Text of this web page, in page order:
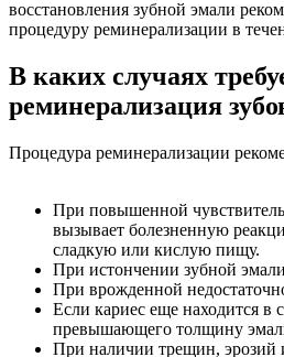
восстановления зубной эмали
процедуру реминерализации в
В каких случаях
реминерализация
Процедура реминерализации
При повышенной
вызывает болезненную
сладкую или кислую пищу.
При истончении зубной
При врожденной
Если кариес еще находится в
превышающего толщину
При наличии трещин, эрозий